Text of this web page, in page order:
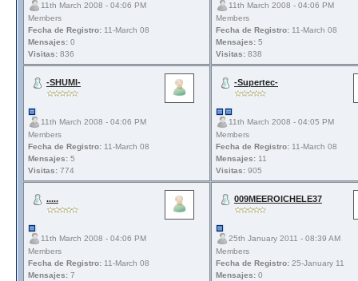
11th March 2008 - 04:06 PM
Members
Fecha de Registro: 11-March 08
Mensajes: 0
Visitas: 836
11th March 2008 - 04:06 PM
Members
Fecha de Registro: 11-March 08
Mensajes: 5
Visitas: 838
-SHUMI-
11th March 2008 - 04:06 PM
Members
Fecha de Registro: 11-March 08
Mensajes: 5
Visitas: 774
-Supertec-
11th March 2008 - 04:05 PM
Members
Fecha de Registro: 11-March 08
Mensajes: 11
Visitas: 905
.....
11th March 2008 - 04:06 PM
Members
Fecha de Registro: 11-March 08
Mensajes: 7
009MEEROICHELE37
25th January 2011 - 08:39 AM
Members
Fecha de Registro: 25-January 11
Mensajes: 0